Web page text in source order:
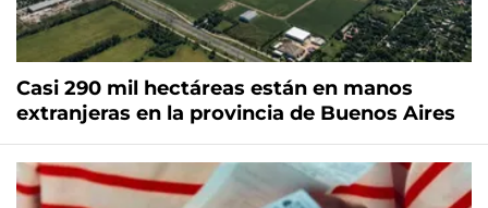
Casi 290 mil hectáreas están en manos
extranjeras en la provincia de Buenos Aires